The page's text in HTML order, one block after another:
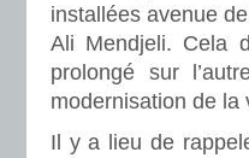
installées avenue
Ali Mendjeli. Cela
prolongé sur
modernisation de la
Il y a lieu de